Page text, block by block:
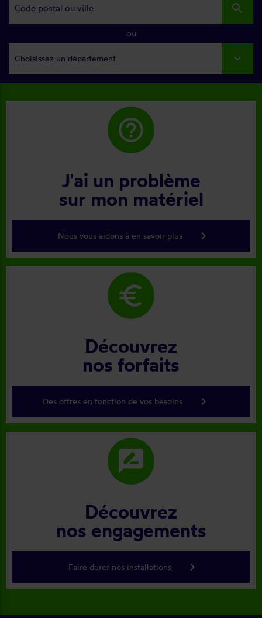
search
ou
Choisissez un département
help_outline
J'ai un problème
sur mon matériel
Nous vous aidons à en savoir plus keyboard_arrow_right
euro
Découvrez
nos forfaits
Des offres en fonction de vos besoins keyboard_arrow_right
rate_review
Découvrez
nos engagements
Faire durer nos installations keyboard_arrow_right